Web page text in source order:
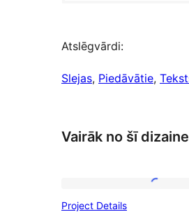
Atslēgvārdi:
Slejas, Piedāvātie,
Vairāk no šī
Project Details